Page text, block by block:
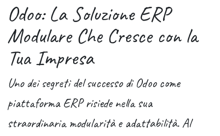
Odoo: La Soluzione ERP
Modulare Che Cresce con la
Tua Impresa
Uno dei segreti del successo di Odoo come
piattaforma ERP risiede nella sua
straordinaria modularità e adattabilità. Al